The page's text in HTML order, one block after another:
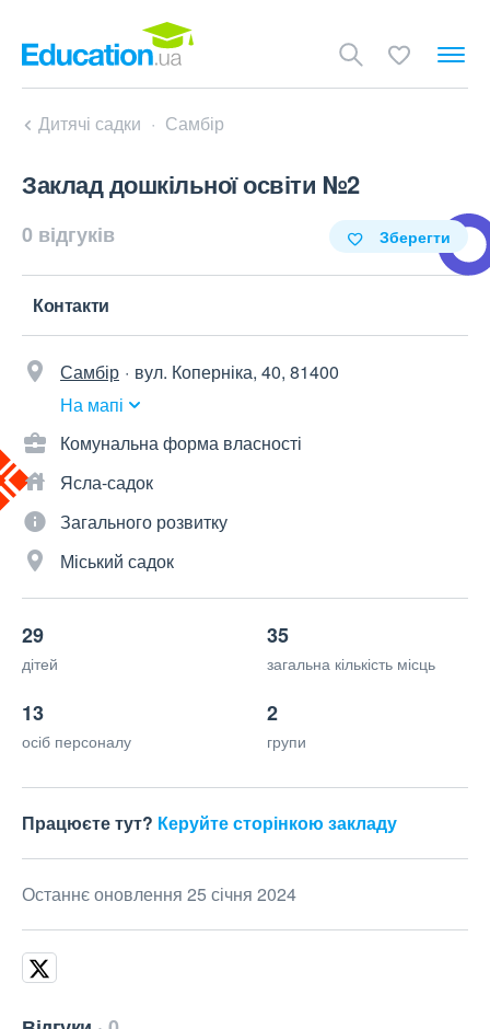
Дитячі садки Самбір
Заклад дошкільної освіти №2
0 відгуків Зберегти
Контакти
Самбір
вул. Коперніка, 40, 81400
На мапі
Комунальна форма власності
Ясла-садок
Загального розвитку
Міський садок
29
дітей
35
загальна кількість місць
13
осіб персоналу
2
групи
Працюєте тут? Керуйте сторінкою закладу
Останнє оновлення 25 січня 2024